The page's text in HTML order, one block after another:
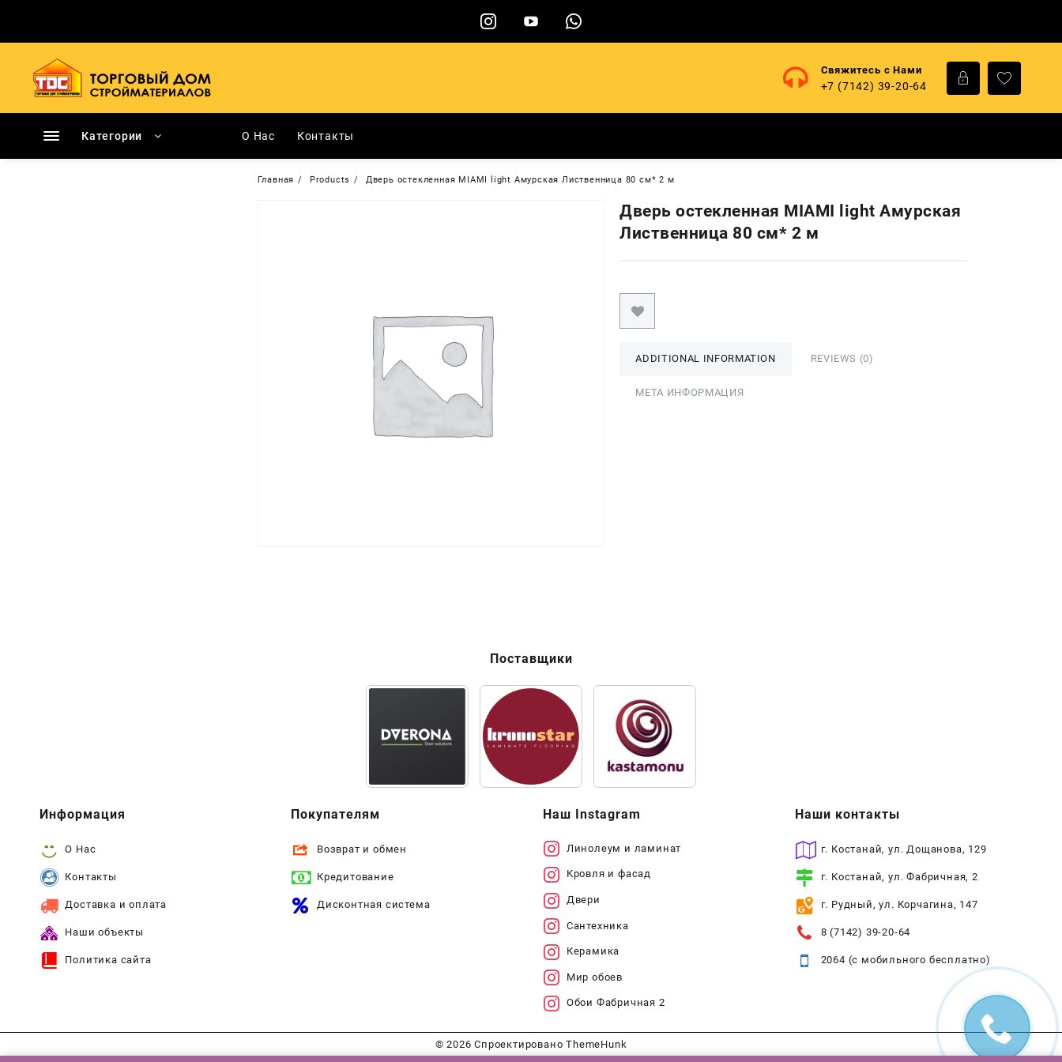
содержимому
Свяжитесь с Нами
+7 (7142) 39-20-64
Категории О Нас Контакты
Главная Products Дверь остекленная MIAMI light Амурская Лиственница 80 см* 2 м
Дверь остекленная MIAMI light Амурская
Лиственница 80 см* 2 м
ADDITIONAL INFORMATION REVIEWS (0)
МЕТА ИНФОРМАЦИЯ
Поставщики
Информация
О Нас
Контакты
Доставка и оплата
Наши объекты
Политика сайта
Покупателям
Возврат и обмен
Кредитование
Дисконтная система
Наш Instagram
Линолеум и ламинат
Кровля и фасад
Двери
Сантехника
Керамика
Мир обоев
Обои Фабричная 2
Наши контакты
г. Костанай, ул. Дощанова, 129
г. Костанай, ул. Фабричная, 2
г. Рудный, ул. Корчагина, 147
8 (7142) 39-20-64
2064 (с мобильного бесплатно)
© 2026Спроектировано ThemeHunk